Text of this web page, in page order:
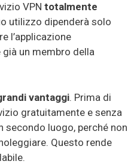
VPN totalmente
utilizzo dipenderà solo
l’applicazione
un membro della
vantaggi. Prima di
gratuitamente e senza
secondo luogo, perché non
Questo rende